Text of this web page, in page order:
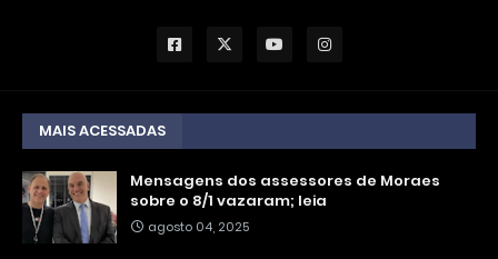
MAIS ACESSADAS
Mensagens dos assessores de Moraes
sobre o 8/1 vazaram; leia
agosto 04, 2025